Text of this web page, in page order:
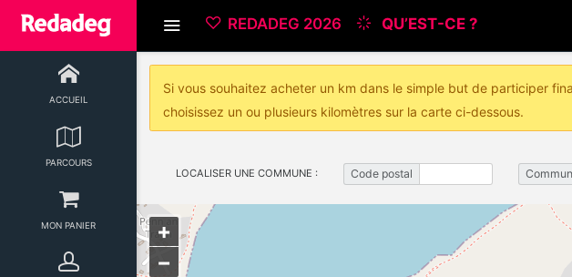
REDADEG 2026 QU’EST-CE ?
ACCUEIL
PARCOURS
MON PANIER
Si vous souhaitez acheter un km dans le simple but de participer
choisissez un ou plusieurs kilomètres sur la carte ci-dessous.
LOCALISER UNE COMMUNE : Code postal
+
−